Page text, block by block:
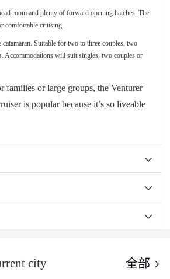
room and plenty of forward opening hatches. The
comfortable cruising.
Suitable for two to three couples, two
Accommodations will suit singles, two couples or
families or large groups, the Venturer
is popular because it’s so liveable
city 全部